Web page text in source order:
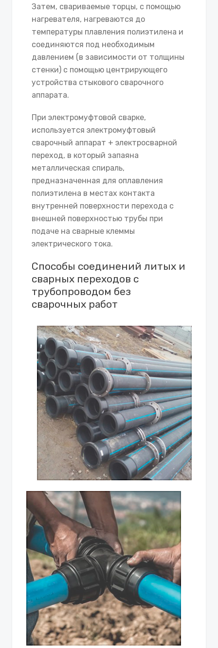
Затем, свариваемые торцы, с помощью
нагревателя, нагреваются до
температуры плавления полиэтилена и
соединяются под необходимым
давлением (в зависимости от толщины
стенки) с помощью центрирующего
устройства стыкового сварочного
аппарата.
При электромуфтовой сварке,
используется электромуфтовый
сварочный аппарат + электросварной
переход, в который запаяна
металлическая спираль,
предназначенная для оплавления
полиэтилена в местах контакта
внутренней поверхности перехода с
внешней поверхностью трубы при
подаче на сварные клеммы
электрического тока.
Способы соединений литых и
сварных переходов с
трубопроводом без
сварочных работ